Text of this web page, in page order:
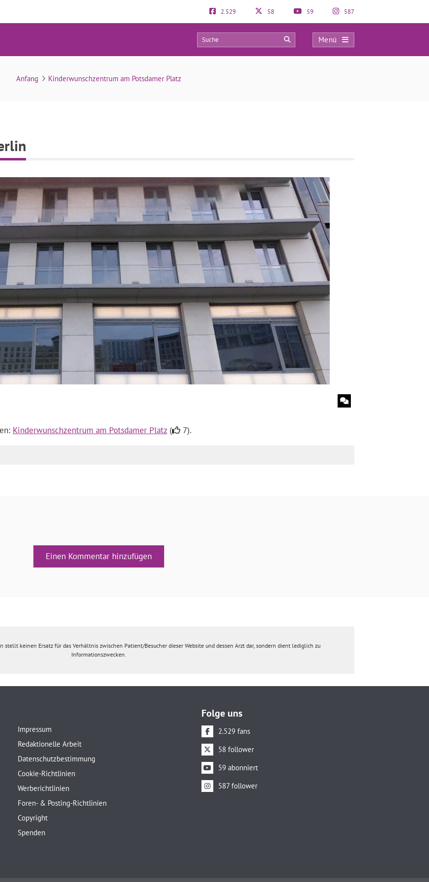
2.529 58 59 587
Menü
Kinderwunschzentrum Berlin
0 0
Anfang Kinderwunschzentrum am Potsdamer Platz
Kinderwunschzentrum am Potsdamer Platz ( 7).
Einen Kommentar hinzufügen
keinen Ersatz für das Verhältnis zwischen Patient/Besucher dieser Website und dessen Arzt dar, sondern dient lediglich zu
Informationszwecken.
Impressum
Redaktionelle Arbeit
Datenschutzbestimmung
Cookie-Richtlinien
Werberichtlinien
Foren- & Posting-Richtlinien
Copyright
Spenden
Folge uns
2.529 fans
58 follower
59 abonniert
587 follower